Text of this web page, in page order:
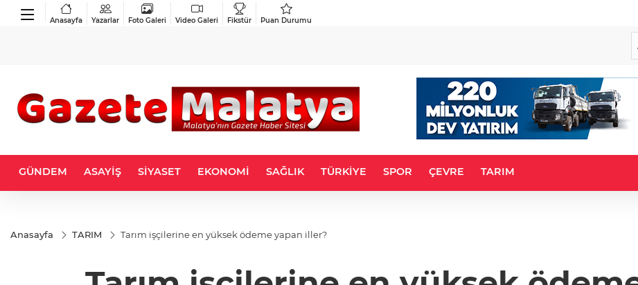
Anasayfa Yazarlar Foto Galeri Video Galeri Fikstür Puan Durumu
GÜNDEM ASAYİŞ SİYASET EKONOMİ SAĞLIK TÜRKİYE SPOR ÇEVRE TARIM
Anasayfa TARIM Tarım işçilerine en yüksek ödeme yapan iller?